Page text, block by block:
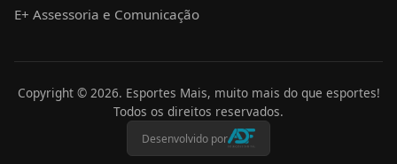
E+ Assessoria e Comunicação
Copyright © 2026. Esportes Mais, muito mais do que esportes!
Todos os direitos reservados.
Desenvolvido por